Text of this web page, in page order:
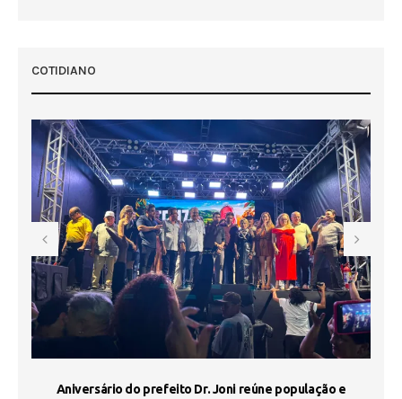
COTIDIANO
Aniversário do prefeito Dr. Joni reúne população e